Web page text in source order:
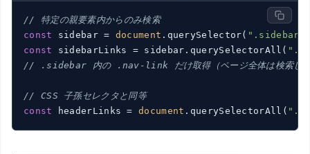
// 特定の親要素内からのみ検索
const sidebar = document .querySelector( ".sidebar"
const sidebarLinks = sidebar.querySelectorAll(
// .sidebar 内の .nav-link だけ取得（ページ全体は検索し
// CSS 子孫セレクタと同等
const headerLinks = document .querySelectorAll(